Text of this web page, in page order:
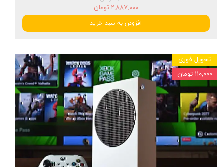
۲,۸۸۷,۰۰۰ تومان
افزودن به سبد خرید
تحویل فوری
۱۱۰,۰۰۰ تومان